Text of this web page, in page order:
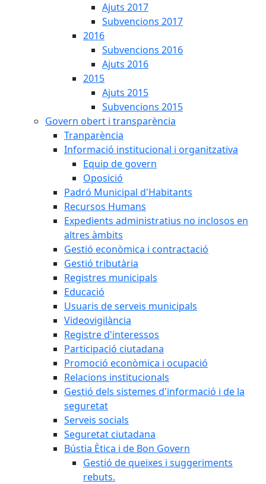
Ajuts 2017
Subvencions 2017
2016
Subvencions 2016
Ajuts 2016
2015
Ajuts 2015
Subvencions 2015
Govern obert i transparència
Tranparència
Informació institucional i organitzativa
Equip de govern
Oposició
Padró Municipal d'Habitants
Recursos Humans
Expedients administratius no inclosos en
altres àmbits
Gestió econòmica i contractació
Gestió tributària
Registres municipals
Educació
Usuaris de serveis municipals
Videovigilància
Registre d'interessos
Participació ciutadana
Promoció econòmica i ocupació
Relacions institucionals
Gestió dels sistemes d'informació i de la
seguretat
Serveis socials
Seguretat ciutadana
Bústia Ètica i de Bon Govern
Gestió de queixes i suggeriments
rebuts.